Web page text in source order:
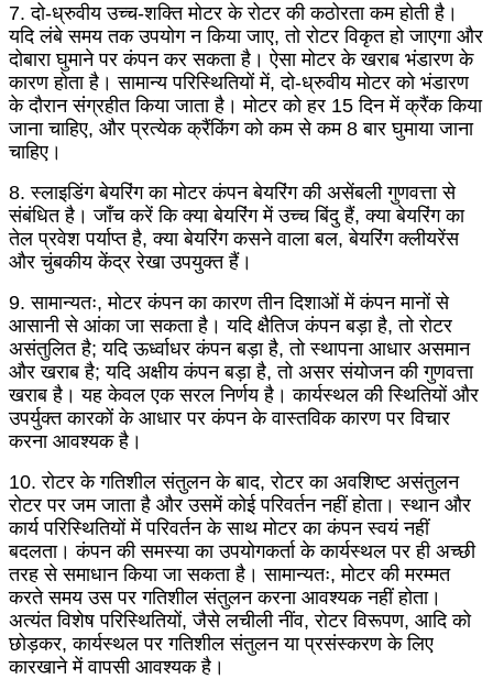
7. दो-ध्रुवीय उच्च-शक्ति मोटर के रोटर की कठोरता कम होती है।
यदि लंबे समय तक उपयोग न किया जाए, तो रोटर विकृत हो जाएगा और
दोबारा घुमाने पर कंपन कर सकता है। ऐसा मोटर के खराब भंडारण के
कारण होता है। सामान्य परिस्थितियों में, दो-ध्रुवीय मोटर को भंडारण
के दौरान संग्रहीत किया जाता है। मोटर को हर 15 दिन में क्रैंक किया
जाना चाहिए, और प्रत्येक क्रैंकिंग को कम से कम 8 बार घुमाया जाना
चाहिए।
8. स्लाइडिंग बेयरिंग का मोटर कंपन बेयरिंग की असेंबली गुणवत्ता से
संबंधित है। जाँच करें कि क्या बेयरिंग में उच्च बिंदु हैं, क्या बेयरिंग का
तेल प्रवेश पर्याप्त है, क्या बेयरिंग कसने वाला बल, बेयरिंग क्लीयरेंस
और चुंबकीय केंद्र रेखा उपयुक्त हैं।
9. सामान्यतः, मोटर कंपन का कारण तीन दिशाओं में कंपन मानों से
आसानी से आंका जा सकता है। यदि क्षैतिज कंपन बड़ा है, तो रोटर
असंतुलित है; यदि ऊर्ध्वाधर कंपन बड़ा है, तो स्थापना आधार असमान
और खराब है; यदि अक्षीय कंपन बड़ा है, तो असर संयोजन की गुणवत्ता
खराब है। यह केवल एक सरल निर्णय है। कार्यस्थल की स्थितियों और
उपर्युक्त कारकों के आधार पर कंपन के वास्तविक कारण पर विचार
करना आवश्यक है।
10. रोटर के गतिशील संतुलन के बाद, रोटर का अवशिष्ट असंतुलन
रोटर पर जम जाता है और उसमें कोई परिवर्तन नहीं होता। स्थान और
कार्य परिस्थितियों में परिवर्तन के साथ मोटर का कंपन स्वयं नहीं
बदलता। कंपन की समस्या का उपयोगकर्ता के कार्यस्थल पर ही अच्छी
तरह से समाधान किया जा सकता है। सामान्यतः, मोटर की मरम्मत
करते समय उस पर गतिशील संतुलन करना आवश्यक नहीं होता।
अत्यंत विशेष परिस्थितियों, जैसे लचीली नींव, रोटर विरूपण, आदि को
छोड़कर, कार्यस्थल पर गतिशील संतुलन या प्रसंस्करण के लिए
कारखाने में वापसी आवश्यक है।